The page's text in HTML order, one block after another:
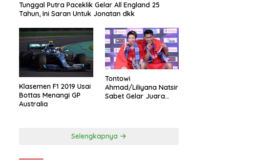
Tunggal Putra Paceklik Gelar All England 25
Tahun, Ini Saran Untuk Jonatan dkk
Klasemen F1 2019 Usai
Bottas Menangi GP
Australia
Tontowi
Ahmad/Liliyana Natsir
Sabet Gelar Juara
Selengkapnya